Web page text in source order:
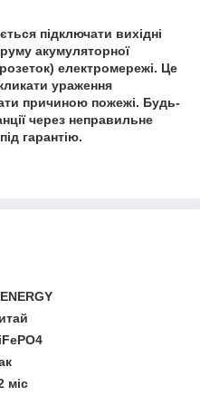
підключати вихідні
акумуляторної
електромережі. Це
ураження
причиною пожежі. Будь-
через неправильне
гарантію.
міс